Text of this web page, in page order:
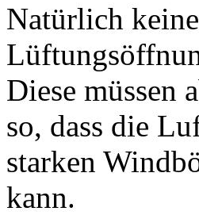
Natürlich
Diese müssen
so, dass die
starken
kann.